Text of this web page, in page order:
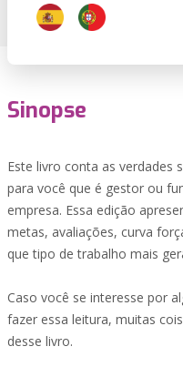
Sinopse
Este livro conta as verdades
para você que é gestor ou
empresa. Essa edição
metas, avaliações, curva
que tipo de trabalho mais
Caso você se interesse por
fazer essa leitura, muitas
desse livro.